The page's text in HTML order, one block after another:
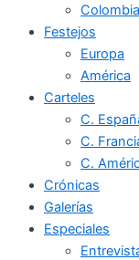
Colombia
Festejos
Europa
América
Carteles
C.
C.
C.
Crónicas
Galerías
Especiales